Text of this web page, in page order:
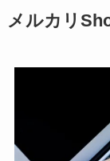
メルカリ